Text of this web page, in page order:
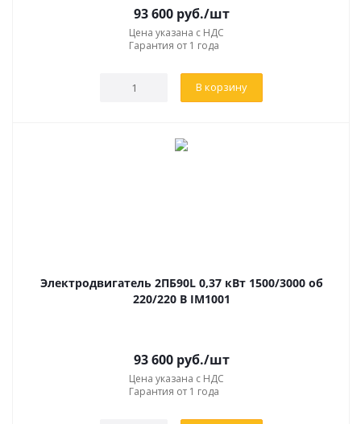
93 600руб./шт
Цена указана с НДС
Гарантия от 1 года
В корзину
Электродвигатель 2ПБ90L 0,37 кВт 1500/3000 об
220/220 В IM1001
93 600руб./шт
Цена указана с НДС
Гарантия от 1 года